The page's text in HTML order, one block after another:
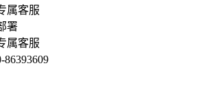
署
属客服
86393609